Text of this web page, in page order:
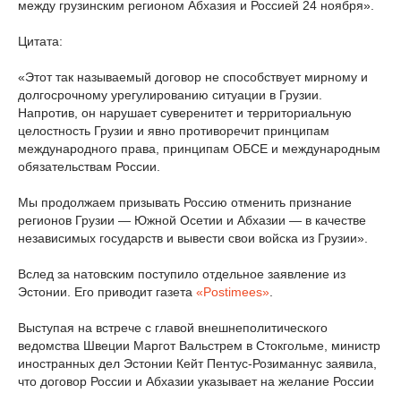
между грузинским регионом Абхазия и Россией 24 ноября».
Цитата:
«Этот так называемый договор не способствует мирному и
долгосрочному урегулированию ситуации в Грузии.
Напротив, он нарушает суверенитет и территориальную
целостность Грузии и явно противоречит принципам
международного права, принципам ОБСЕ и международным
обязательствам России.
Мы продолжаем призывать Россию отменить признание
регионов Грузии — Южной Осетии и Абхазии — в качестве
независимых государств и вывести свои войска из Грузии».
Вслед за натовским поступило отдельное заявление из
Эстонии. Его приводит газета «Postimees»
Выступая на встрече с главой внешнеполитического
ведомства Швеции Маргот Вальстрем в Стокгольме, министр
иностранных дел Эстонии Кейт Пентус-Розиманнус заявила,
что договор России и Абхазии указывает на желание России